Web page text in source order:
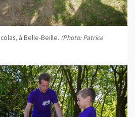
à Belle-Beille. (Photo: Patrice